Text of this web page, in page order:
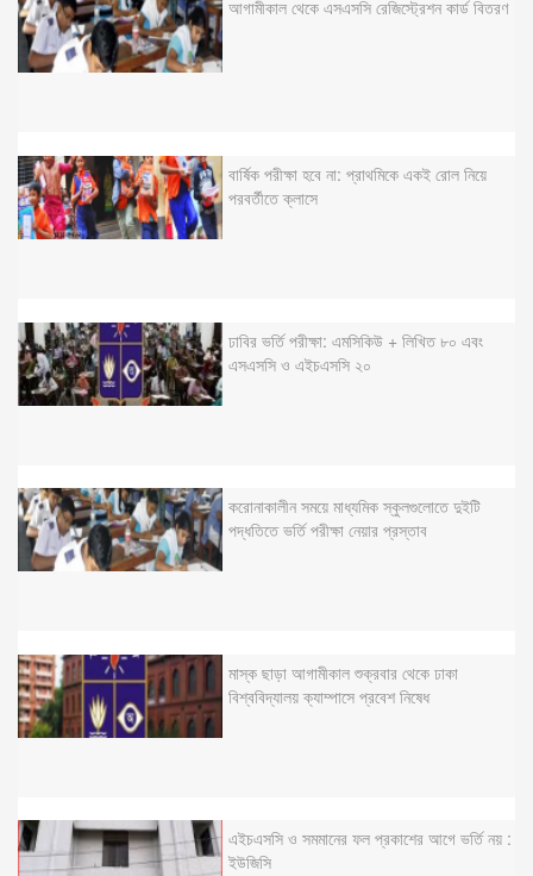
আগামীকাল থেকে এসএসসি রেজিস্ট্রেশন কার্ড বিতরণ
বার্ষিক পরীক্ষা হবে না: প্রাথমিকে একই রোল নিয়ে
পরবর্তীতে ক্লাসে
ঢাবির ভর্তি পরীক্ষা: এমসিকিউ + লিখিত ৮০ এবং
এসএসসি ও এইচএসসি ২০
করোনাকালীন সময়ে মাধ্যমিক স্কুলগুলোতে দুইটি
পদ্ধতিতে ভর্তি পরীক্ষা নেয়ার প্রস্তাব
মাস্ক ছাড়া আগামীকাল শুক্রবার থেকে ঢাকা
বিশ্ববিদ্যালয় ক্যাম্পাসে প্রবেশ নিষেধ
এইচএসসি ও সমমানের ফল প্রকাশের আগে ভর্তি নয় :
ইউজিসি